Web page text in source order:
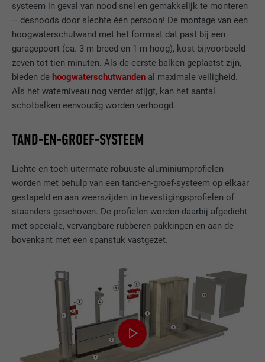
systeem in geval van nood snel en gemakkelijk te monteren
– desnoods door slechte één persoon! De montage van een
hoogwaterschutwand met het formaat dat past bij een
garagepoort (ca. 3 m breed en 1 m hoog), kost bijvoorbeeld
zeven tot tien minuten. Als de eerste balken geplaatst zijn,
bieden de hoogwaterschutwanden al maximale veiligheid.
Als het waterniveau nog verder stijgt, kan het aantal
schotbalken eenvoudig worden verhoogd.
TAND-EN-GROEF-SYSTEEM
Lichte en toch uitermate robuuste aluminiumprofielen
worden met behulp van een tand-en-groef-systeem op elkaar
gestapeld en aan weerszijden in bevestigingsprofielen of
staanders geschoven. De profielen worden daarbij afgedicht
met speciale, vervangbare rubberen pakkingen en aan de
bovenkant met een spanstuk vastgezet.